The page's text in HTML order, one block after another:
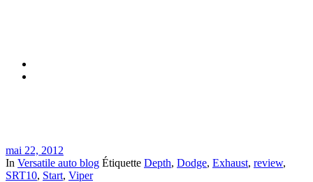
mai 22, 2012
In Versatile auto blog Étiquette Depth, Dodge, Exhaust, review,
SRT10, Start, Viper